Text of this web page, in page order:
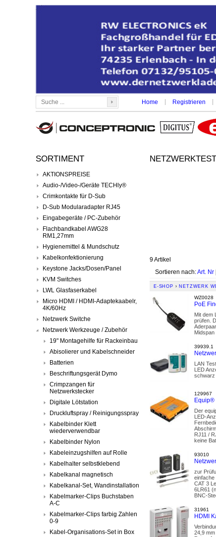
Home Registrieren
SORTIMENT
AKTIONSPREISE
Audio-/Video-/Geräte TECHly®
Crimkontakte für D-Sub
D-Sub Modularadapter RJ45
Eingabegeräte / PC-Zubehör
Flachbandkabel AWG28
RM1,27mm
Hygienemittel & Mundschutz
Kabelkonfektionierung
Keystone Jacks/Dosen/Panel
KVM Switches
LWL Glasfaserkabel
Micro HDMI / HDMI-Adaptekaabelr,
4K/60Hz
Netzwerk Switche
Netzwerk Werkzeuge / Zubehör
19" Montagehilfe für Rackeinbau
Abisolierer und Kabelschneider
Batterien
Beschriftungsgerät Dymo
Crimpzangen für
Netzwerkstecker
Digitale Lötstation
Druckluftspray / Reinigungsspray
Kabelbinder Klett
wiederverwendbar
Kabelbinder Nylon
Kabeleinzugshilfen auf Rolle
Kabelhalter selbstklebend
Kabelkanal magnetisch
Kabelkanal-Set, Wandinstallation
Kabelmarker-Clips Buchstaben
A-C
Kabelmarker-Clips farbig Zahlen
0-9
Kabel-Organisations-Set in Box
9 Artikel
Sortieren nach:Art. Nr
E-SHOP › NETZWERK
WZ0028
PoE
Mit dem
prüfen.
39939.1
LAN
LED
schwarz
129967
Equip®
Der
LED-
RJ11 /
keine
93010
zur
einfache
CAT 3
6LR61
BNC-
31961
HDMI
24,9